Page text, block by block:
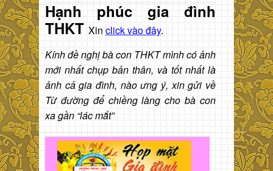
Hạnh phúc gia đình
THKT Xin click vào đây.
Kính đề nghị bà con THKT mình có ảnh
mới nhất chụp bản thân, và tốt nhất là
ảnh cả gia đình, nào ưng ý, xin gửi về
Từ đường để chiềng làng cho bà con
xa gần “lác mắt”